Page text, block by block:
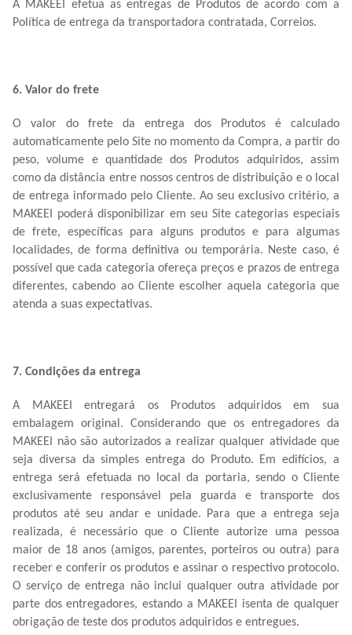
A MAKEEI efetua as entregas de Produtos de acordo com a
Política de entrega da transportadora contratada, Correios.
6. Valor do frete
O valor do frete da entrega dos Produtos é calculado
automaticamente pelo Site no momento da Compra, a partir do
peso, volume e quantidade dos Produtos adquiridos, assim
como da distância entre nossos centros de distribuição e o local
de entrega informado pelo Cliente. Ao seu exclusivo critério, a
MAKEEI poderá disponibilizar em seu Site categorias especiais
de frete, específicas para alguns produtos e para algumas
localidades, de forma definitiva ou temporária. Neste caso, é
possível que cada categoria ofereça preços e prazos de entrega
diferentes, cabendo ao Cliente escolher aquela categoria que
atenda a suas expectativas.
7. Condições da entrega
A MAKEEI entregará os Produtos adquiridos em sua
embalagem original. Considerando que os entregadores da
MAKEEI não são autorizados a realizar qualquer atividade que
seja diversa da simples entrega do Produto. Em edifícios, a
entrega será efetuada no local da portaria, sendo o Cliente
exclusivamente responsável pela guarda e transporte dos
produtos até seu andar e unidade. Para que a entrega seja
realizada, é necessário que o Cliente autorize uma pessoa
maior de 18 anos (amigos, parentes, porteiros ou outra) para
receber e conferir os produtos e assinar o respectivo protocolo.
O serviço de entrega não inclui qualquer outra atividade por
parte dos entregadores, estando a MAKEEI isenta de qualquer
obrigação de teste dos produtos adquiridos e entregues.